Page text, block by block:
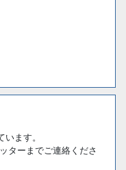
ます。
ターまでご連絡くださ